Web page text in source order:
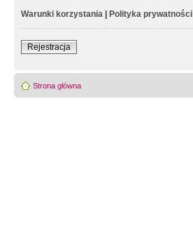
Warunki korzystania | Polityka prywatności
Rejestracja
Strona główna